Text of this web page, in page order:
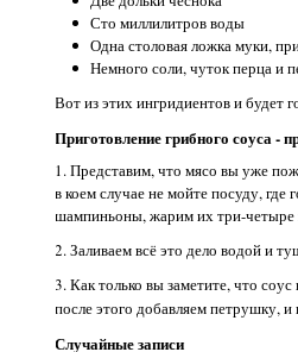
Сто миллилитров воды
Одна столовая ложка муки,
Немного соли, чуток перца и
Вот из этих ингридиентов и будет
Приготовление грибного соуса -
1. Представим, что мясо вы уже
в коем случае не мойте посуду, где
шампиньоны, жарим их три-четыре
2. Заливаем всё это дело водой и
3. Как только вы заметите, что
после этого добавляем петрушку, и
Случайные записи